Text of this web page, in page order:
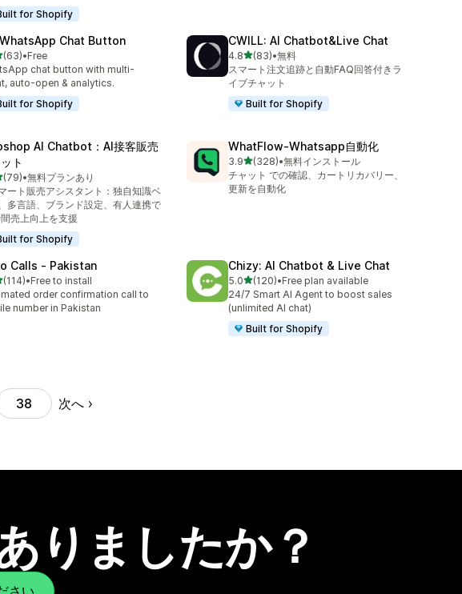
for Shopify
Chat Button
星中
(63)
ビュー数：63件
•Free
chat button with multi-
auto-open & analytics.
for Shopify
CWILL: AI Chatbot&Live Chat
4.85つ星中
(83)
合計レビュー数：83件
•無料
スマート注文追跡と自動FAQ回答付きラ
イブチャット
Built for Shopify
AI Chatbot：AI接客販売
ト
星中
(79)
ビュー数：79件
•無料プランあり
ート販売アシスタント：独自知識ベ
多言語、ブランド設定、有人連携で
売上向上を支援
for Shopify
WhatFlow‑Whatsapp自動化
3.95つ星中
(328)
合計レビュー数：328件
•無料インストール
チャット での確認、カートリカバリー、
更新を自動化
Calls ‑ Pakistan
星中
(114)
ビュー数：114件
•Free to install
order confirmation call to
number in Pakistan
Chizy: AI Chatbot & Live Chat
5.05つ星中
(120)
合計レビュー数：120件
•Free plan available
24/7 Smart AI Agent to boost sales
(unlimited AI chat)
Built for Shopify
38 次へ
りましたか？